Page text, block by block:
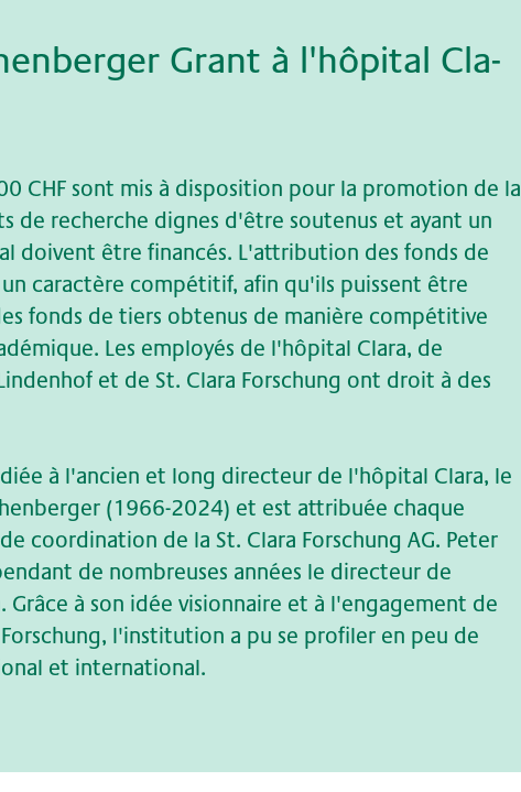
Grant à l'hô­pi­tal Cla­
CHF sont mis à disposition pour la promotion de la
de recherche dignes d'être soutenus et ayant un
doivent être financés. L'attribution des fonds de
caractère compétitif, afin qu'ils puissent être
fonds de tiers obtenus de manière compétitive
Les employés de l'hôpital Clara, de
et de St. Clara Forschung ont droit à des
à l'ancien et long directeur de l'hôpital Clara, le
(1966-2024) et est attribuée chaque
coordination de la St. Clara Forschung AG. Peter
de nombreuses années le directeur de
Grâce à son idée visionnaire et à l'engagement de
l'institution a pu se profiler en peu de
et international.